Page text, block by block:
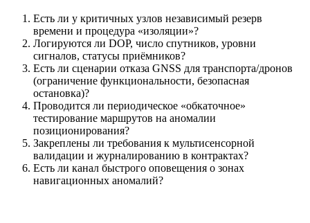
Есть ли у критичных узлов независимый резерв
времени и процедура «изоляции»?
Логируются ли DOP, число спутников, уровни
сигналов, статусы приёмников?
Есть ли сценарии отказа GNSS для транспорта/дронов
(ограничение функциональности, безопасная
остановка)?
Проводится ли периодическое «обкаточное»
тестирование маршрутов на аномалии
позиционирования?
Закреплены ли требования к мультисенсорной
валидации и журналированию в контрактах?
Есть ли канал быстрого оповещения о зонах
навигационных аномалий?